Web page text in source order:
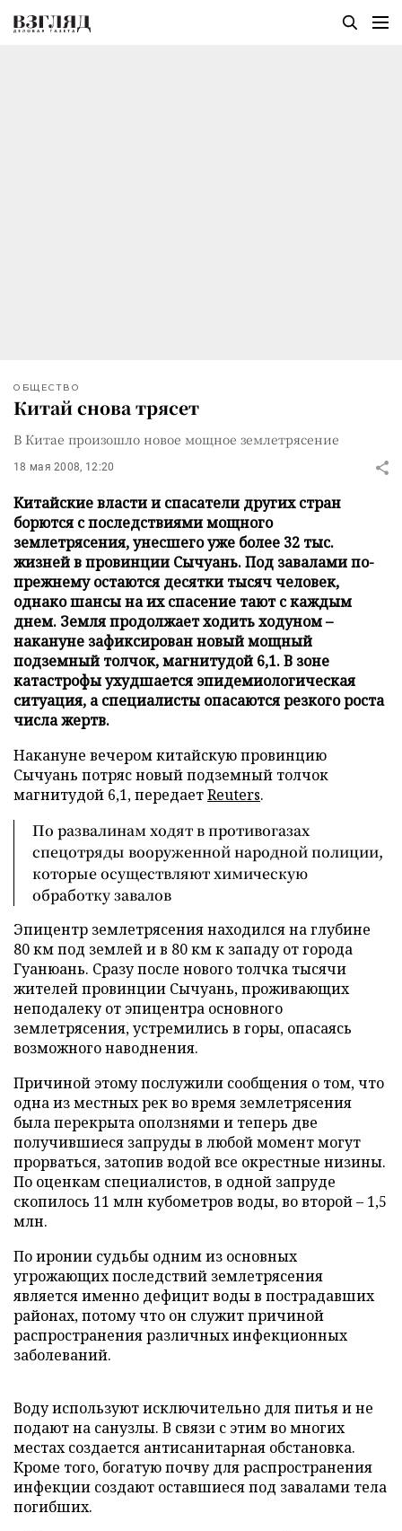
ОБЩЕСТВО
Китай снова трясет
В Китае произошло новое мощное землетрясение
18 мая 2008, 12:20
Китайские власти и спасатели других стран
борются с последствиями мощного
землетрясения, унесшего уже более 32 тыс.
жизней в провинции Сычуань. Под завалами по-
прежнему остаются десятки тысяч человек,
однако шансы на их спасение тают с каждым
днем. Земля продолжает ходить ходуном –
накануне зафиксирован новый мощный
подземный толчок, магнитудой 6,1. В зоне
катастрофы ухудшается эпидемиологическая
ситуация, а специалисты опасаются резкого роста
числа жертв.
Накануне вечером китайскую провинцию
Сычуань потряс новый подземный толчок
магнитудой 6,1, передаетReuters.
По развалинам ходят в противогазах
спецотряды вооруженной народной полиции,
которые осуществляют химическую
обработку завалов
Эпицентр землетрясения находился на глубине
80 км под землей и в 80 км к западу от города
Гуанюань. Сразу после нового толчка тысячи
жителей провинции Сычуань, проживающих
неподалеку от эпицентра основного
землетрясения, устремились в горы, опасаясь
возможного наводнения.
Причиной этому послужили сообщения о том, что
одна из местных рек во время землетрясения
была перекрыта оползнями и теперь две
получившиеся запруды в любой момент могут
прорваться, затопив водой все окрестные низины.
По оценкам специалистов, в одной запруде
скопилось 11 млн кубометров воды, во второй – 1,5
млн.
По иронии судьбы одним из основных
угрожающих последствий землетрясения
является именно дефицит воды в пострадавших
районах, потому что он служит причиной
распространения различных инфекционных
заболеваний.
Воду используют исключительно для питья и не
подают на санузлы. В связи с этим во многих
местах создается антисанитарная обстановка.
Кроме того, богатую почву для распространения
инфекции создают оставшиеся под завалами тела
погибших.